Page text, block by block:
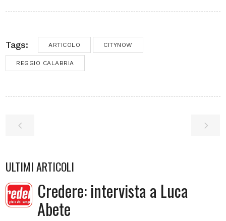
Tags: ARTICOLO CITYNOW
REGGIO CALABRIA
ULTIMI ARTICOLI
Credere: intervista a Luca
Abete